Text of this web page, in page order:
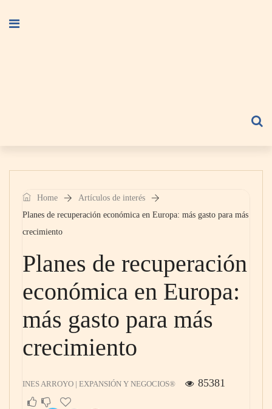
Home
Artículos de interés
Planes de recuperación económica en Europa: más gasto para más
crecimiento
Planes de recuperación
económica en Europa:
más gasto para más
crecimiento
INES ARROYO | EXPANSIÓN Y NEGOCIOS® 85381